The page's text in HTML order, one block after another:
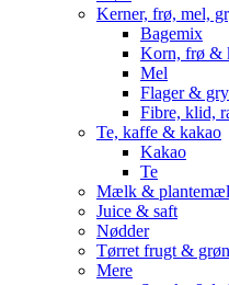
Kerner, frø, mel,
Bagemix
Korn, frø &
Mel
Flager &
Fibre, klid,
Te, kaffe & kakao
Kakao
Te
Mælk &
Juice & saft
Nødder
Tørret frugt &
Mere